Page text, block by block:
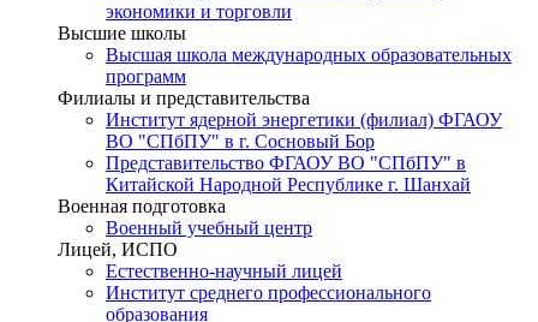
экономики и торговли
Высшие школы
Высшая школа международных образовательных
программ
Филиалы и представительства
Институт ядерной энергетики (филиал) ФГАОУ
ВО "СПбПУ" в г. Сосновый Бор
Представительство ФГАОУ ВО "СПбПУ" в
Китайской Народной Республике г. Шанхай
Военная подготовка
Военный учебный центр
Лицей, ИСПО
Естественно-научный лицей
Институт среднего профессионального
образования